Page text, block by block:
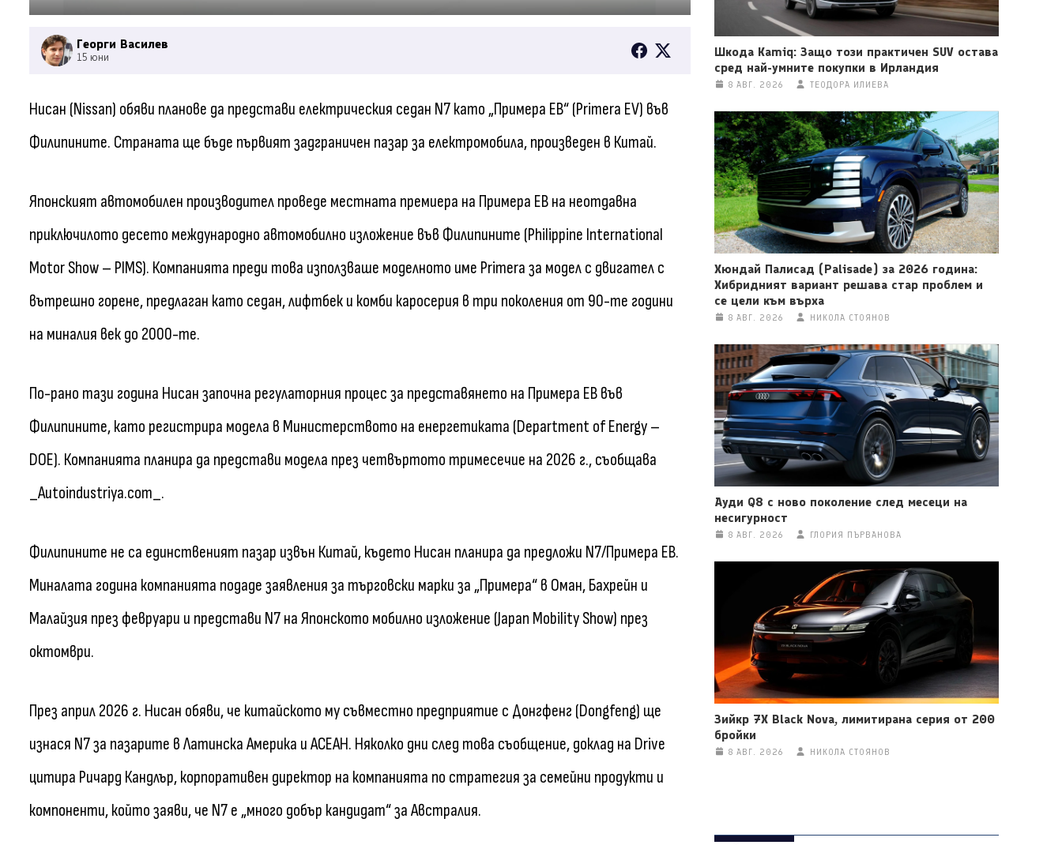
Георги Василев
15 юни
Нисан (Nissan) обяви планове да представи електрическия седан N7 като „Примера ЕВ“ (Primera EV) във
Филипините. Страната ще бъде първият задграничен пазар за електромобила, произведен в Китай.
Японският автомобилен производител проведе местната премиера на Примера ЕВ на неотдавна
приключилото десето международно автомобилно изложение във Филипините (Philippine International
Motor Show – PIMS). Компанията преди това използваше моделното име Primera за модел с двигател с
вътрешно горене, предлаган като седан, лифтбек и комби каросерия в три поколения от 90-те години
на миналия век до 2000-те.
По-рано тази година Нисан започна регулаторния процес за представянето на Примера ЕВ във
Филипините, като регистрира модела в Министерството на енергетиката (Department of Energy –
DOE). Компанията планира да представи модела през четвъртото тримесечие на 2026 г., съобщава
_Autoindustriya.com_.
Филипините не са единственият пазар извън Китай, където Нисан планира да предложи N7/Примера ЕВ.
Миналата година компанията подаде заявления за търговски марки за „Примера“ в Оман, Бахрейн и
Малайзия през февруари и представи N7 на Японското мобилно изложение (Japan Mobility Show) през
октомври.
През април 2026 г. Нисан обяви, че китайското му съвместно предприятие с Донгфенг (Dongfeng) ще
изнася N7 за пазарите в Латинска Америка и АСЕАН. Няколко дни след това съобщение, доклад на Drive
цитира Ричард Кандлър, корпоративен директор на компанията по стратегия за семейни продукти и
компоненти, който заяви, че N7 е „много добър кандидат“ за Австралия.
Шкода Kamiq: Защо този практичен SUV остава
сред най-умните покупки в Ирландия
8 АВГ. 2026 ТЕОДОРА ИЛИЕВА
Хюндай Палисад (Palisade) за 2026 година:
Хибридният вариант решава стар проблем и
се цели към върха
8 АВГ. 2026 НИКОЛА СТОЯНОВ
Ауди Q8 с ново поколение след месеци на
несигурност
8 АВГ. 2026 ГЛОРИЯ ПЪРВАНОВА
Зийкр 7X Black Nova, лимитирана серия от 200
бройки
8 АВГ. 2026 НИКОЛА СТОЯНОВ